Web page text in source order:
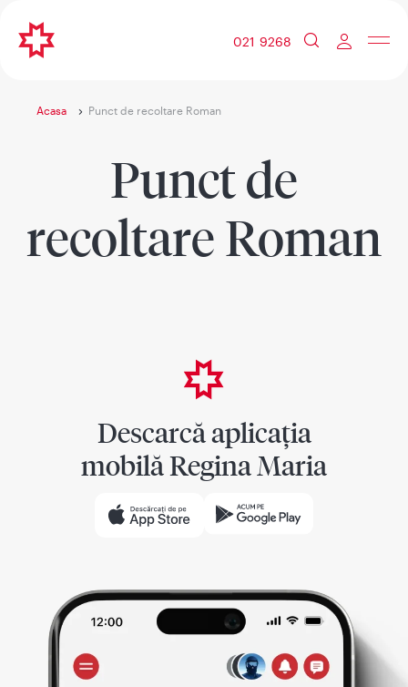
021 9268
Acasa Punct de recoltare Roman
Punct de
recoltare Roman
Descarcă aplicația
mobilă Regina Maria